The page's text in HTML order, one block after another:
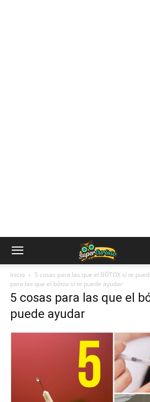
Inicio 5 cosas para las que el BÓTOX sí te
para las que el bótox sí te puede ayudar
5 cosas para las que el
puede ayudar